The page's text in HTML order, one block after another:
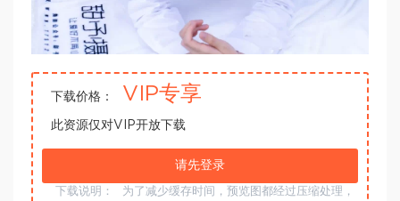
下载价格： VIP专享
此资源仅对VIP开放下载
请先登录
下载说明：
为了减少缓存时间，预览图都经过压缩处理，